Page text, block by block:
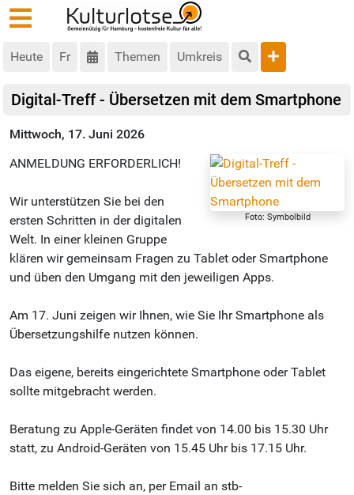
Heute Fr Themen Umkreis
Digital-Treff - Übersetzen mit dem Smartphone
Mittwoch, 17. Juni 2026
Foto: Symbolbild
ANMELDUNG ERFORDERLICH!
Wir unterstützen Sie bei den
ersten Schritten in der digitalen
Welt. In einer kleinen Gruppe
klären wir gemeinsam Fragen zu Tablet oder Smartphone
und üben den Umgang mit den jeweiligen Apps.
Am 17. Juni zeigen wir Ihnen, wie Sie Ihr Smartphone als
Übersetzungshilfe nutzen können.
Das eigene, bereits eingerichtete Smartphone oder Tablet
sollte mitgebracht werden.
Beratung zu Apple-Geräten findet von 14.00 bis 15.30 Uhr
statt, zu Android-Geräten von 15.45 Uhr bis 17.15 Uhr.
Bitte melden Sie sich an, per Email an stb-